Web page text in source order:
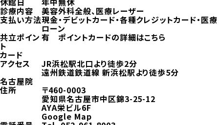
診療内容 美容外科全般、医療レーザー
支払い方法現金・デビットカード・各種クレジットカード・医療
ローン
共立ポイン
ト
カード
有 ポイントカードの詳細はこちら
アクセス JR浜松駅北口より徒歩2分
遠州鉄道鉄道線 新浜松駅より徒歩5分
名古屋院
住所 〒460-0003
愛知県名古屋市中区錦3-25-12
AYA栄ビル6F
Google Map